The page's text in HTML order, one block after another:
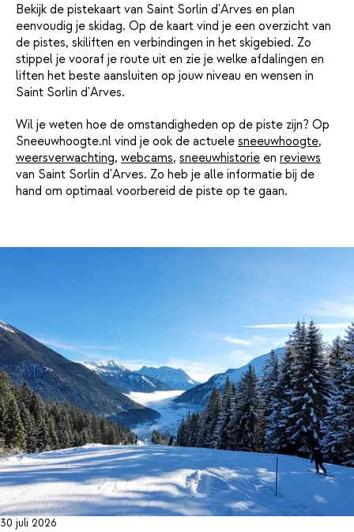
Bekijk de pistekaart van Saint Sorlin d'Arves en plan
eenvoudig je skidag. Op de kaart vind je een overzicht van
de pistes, skiliften en verbindingen in het skigebied. Zo
stippel je vooraf je route uit en zie je welke afdalingen en
liften het beste aansluiten op jouw niveau en wensen in
Saint Sorlin d'Arves.
Wil je weten hoe de omstandigheden op de piste zijn? Op
Sneeuwhoogte.nl vind je ook de actuele sneeuwhoogte,
weersverwachting, webcams, sneeuwhistorie en reviews
van Saint Sorlin d'Arves. Zo heb je alle informatie bij de
hand om optimaal voorbereid de piste op te gaan.
30 juli 2026